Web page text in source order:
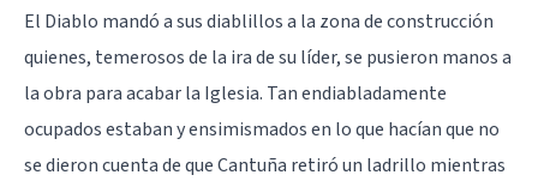
El Diablo mandó a sus diablillos a la zona de construcción
quienes, temerosos de la ira de su líder, se pusieron manos a
la obra para acabar la Iglesia. Tan endiabladamente
ocupados estaban y ensimismados en lo que hacían que no
se dieron cuenta de que Cantuña retiró un ladrillo mientras